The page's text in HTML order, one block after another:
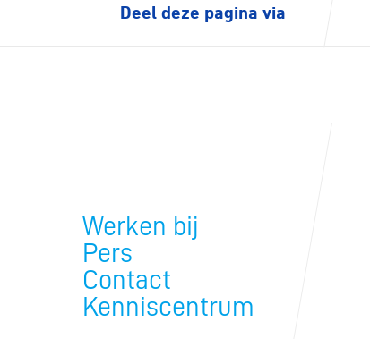
Deel deze pagina via
Werken bij
Pers
Contact
Kenniscentrum